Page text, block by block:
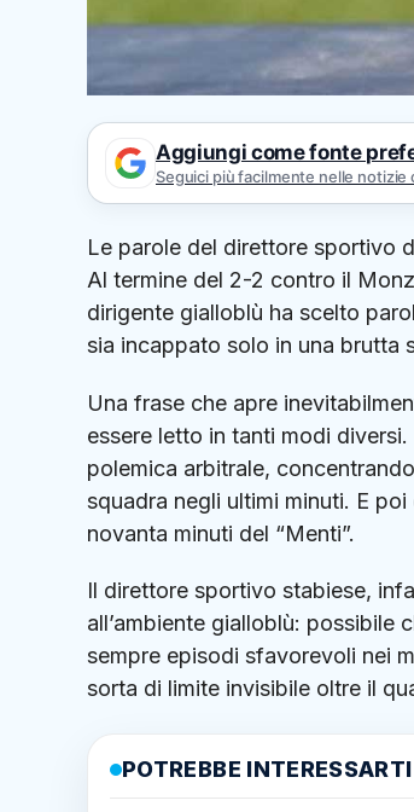
Aggiungi come fonte
Seguici più facilmente nelle notizie
Le parole del direttore sportivo
Al termine del 2-2 contro il
dirigente gialloblù ha scelto
sia incappato solo in una brutta
Una frase che apre
essere letto in tanti modi diversi.
polemica arbitrale,
squadra negli ultimi minuti. E
novanta minuti del “Menti”.
Il direttore sportivo stabiese,
all’ambiente gialloblù: possibile
sempre episodi sfavorevoli nei
sorta di limite invisibile oltre il
POTREBBE INTERESSARTI